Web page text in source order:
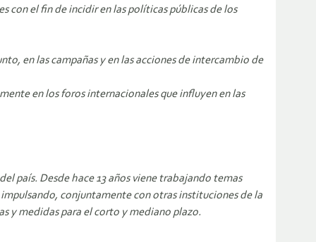
con el fin de incidir en las políticas públicas de los
en las campañas y en las acciones de intercambio de
en los foros internacionales que influyen en las
país. Desde hace 13 años viene trabajando temas
conjuntamente con otras instituciones de la
y medidas para el corto y mediano plazo.